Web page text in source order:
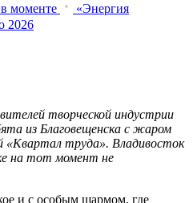
моменте
«Энергия
2026
творческой индустрии
из Благовещенска с жаром
«Квартал труда». Владивосток
на тот момент не
и с особым шармом, где